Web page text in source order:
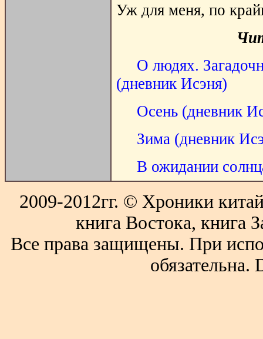
Уж для меня, по
О людях.
(дневник Исэня)
Осень (дневник
Зима (дневник
В ожидании
2009-2012гг. © Хроники
книга Востока, книга
Все права защищены. При